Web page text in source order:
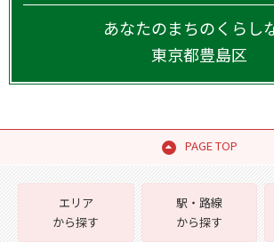
あなたのまちのくらし
東京都豊島区
PAGE TOP
エリア
から探す
駅・路線
から探す